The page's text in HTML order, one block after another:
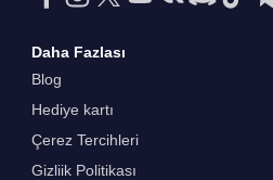
Daha Fazlası
Blog
Hediye kartı
Çerez Tercihleri
Gizliik Politikası